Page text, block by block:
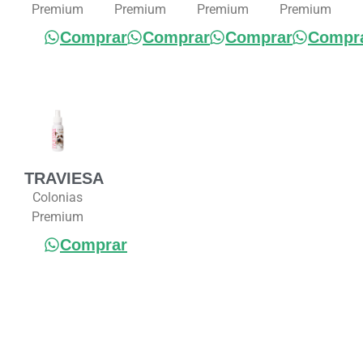
Premium
Comprar
Premium
Comprar
Premium
Comprar
Premium
TRAVIESA
Colonias
Premium
Comprar